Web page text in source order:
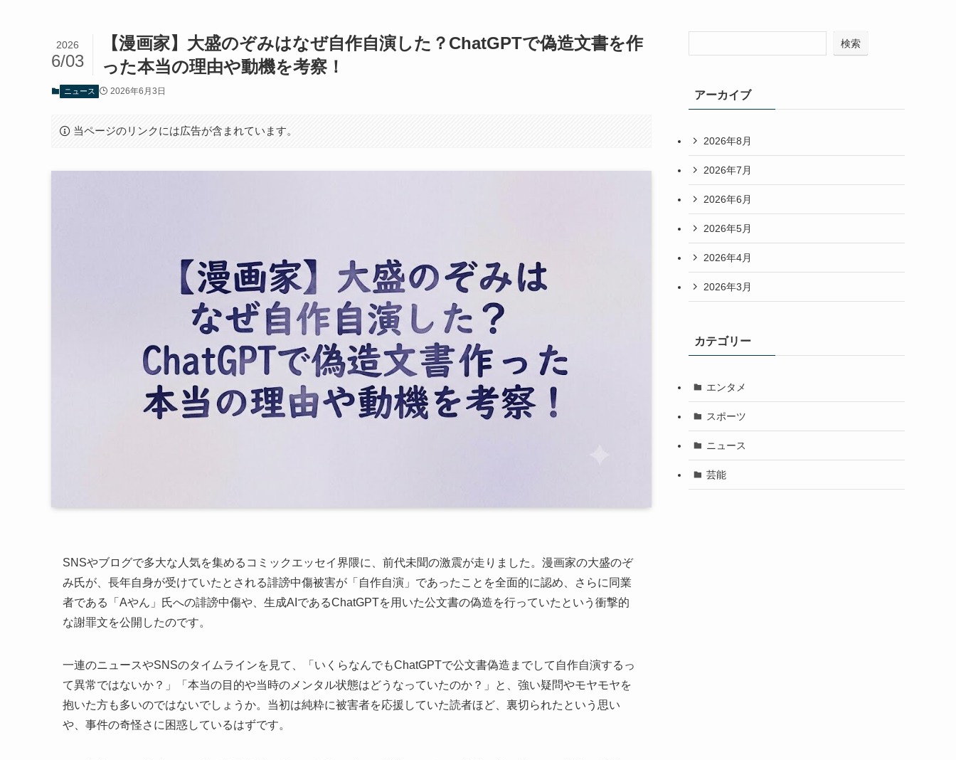
【漫画家】大盛のぞみはなぜ自作自演した？ChatGPTで偽造文書を作
った本当の理由や動機を考察！
2026
6/03
ニュース 2026年6月3日
当ページのリンクには広告が含まれています。
SNSやブログで多大な人気を集めるコミックエッセイ界隈に、前代未聞の激震が走りました。漫画家の大盛のぞ
み氏が、長年自身が受けていたとされる誹謗中傷被害が「自作自演」であったことを全面的に認め、さらに同業
者である「Aやん」氏への誹謗中傷や、生成AIであるChatGPTを用いた公文書の偽造を行っていたという衝撃的
な謝罪文を公開したのです。
一連のニュースやSNSのタイムラインを見て、「いくらなんでもChatGPTで公文書偽造までして自作自演するっ
て異常ではないか？」「本当の目的や当時のメンタル状態はどうなっていたのか？」と、強い疑問やモヤモヤを
抱いた方も多いのではないでしょうか。当初は純粋に被害者を応援していた読者ほど、裏切られたという思い
や、事件の奇怪さに困惑しているはずです。
検索
アーカイブ
2026年8月
2026年7月
2026年6月
2026年5月
2026年4月
2026年3月
カテゴリー
エンタメ
スポーツ
ニュース
芸能